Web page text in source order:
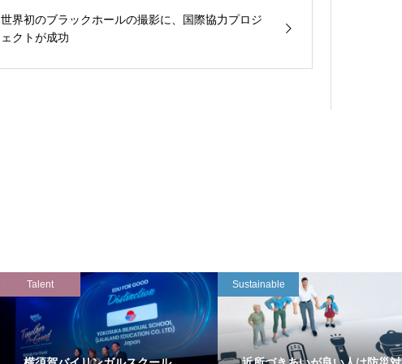
世界初のブラックホールの撮影に、国際協力プロジ
ェクトが成功
Talent Sustainable